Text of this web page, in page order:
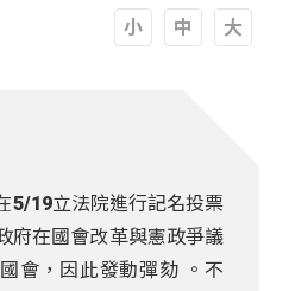
5/19立法院進行記名投票
府在國會改革與憲政爭議
會，因此發動彈劾 。不